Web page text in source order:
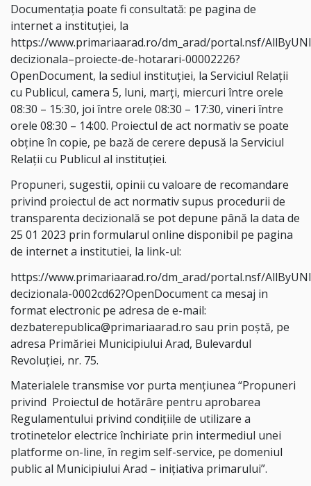
Documentaţia poate fi consultată: pe pagina de
internet a instituţiei, la
https://www.primariaarad.ro/dm_arad/portal.nsf/
decizionala–proiecte-de-hotarari-00002226?
OpenDocument, la sediul instituţiei, la Serviciul Relaţii
cu Publicul, camera 5, luni, marți, miercuri între orele
08:30 – 15:30, joi între orele 08:30 – 17:30, vineri între
orele 08:30 – 14:00. Proiectul de act normativ se poate
obţine în copie, pe bază de cerere depusă la Serviciul
Relaţii cu Publicul al instituţiei.
Propuneri, sugestii, opinii cu valoare de recomandare
privind proiectul de act normativ supus procedurii de
transparenta decizională se pot depune până la data de
25 01 2023 prin formularul online disponibil pe pagina
de internet a institutiei, la link-ul:
https://www.primariaarad.ro/dm_arad/portal.nsf/
decizionala-0002cd62?OpenDocument ca mesaj in
format electronic pe adresa de e-mail:
dezbaterepublica@primariaarad.ro sau prin poştă, pe
adresa Primăriei Municipiului Arad, Bulevardul
Revoluţiei, nr. 75.
Materialele transmise vor purta menţiunea “Propuneri
privind Proiectul de hotărâre pentru aprobarea
Regulamentului privind condițiile de utilizare a
trotinetelor electrice închiriate prin intermediul unei
platforme on-line, în regim self-service, pe domeniul
public al Municipiului Arad – iniţiativa primarului”.